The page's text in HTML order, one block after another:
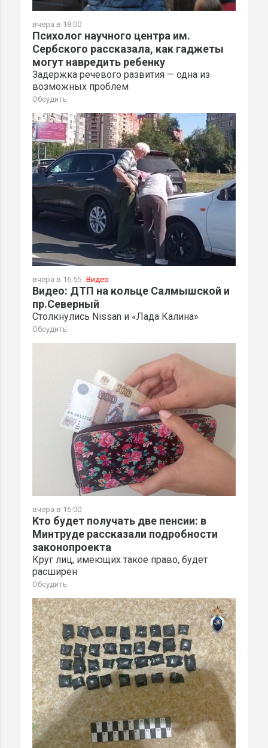
вчера в 18:00
Психолог научного центра им.
Сербского рассказала, как гаджеты
могут навредить ребенку
Задержка речевого развития — одна из
возможных проблем
Обсудить
вчера в 16:55 Видео
Видео: ДТП на кольце Салмышской и
пр.Северный
Столкнулись Nissan и «Лада Калина»
Обсудить
вчера в 16:00
Кто будет получать две пенсии: в
Минтруде рассказали подробности
законопроекта
Круг лиц, имеющих такое право, будет
расширен
Обсудить